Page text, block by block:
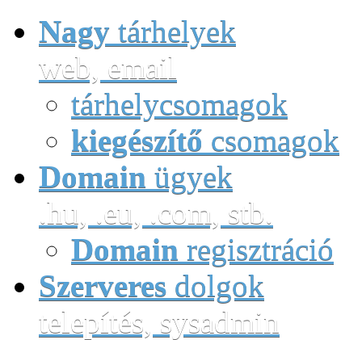
Nagy tárhelyek
web, email
tárhelycsomagok
kiegészítő csomagok
Domain ügyek
.hu, .eu, .com, stb.
Domain regisztráció
Szerveres dolgok
telepítés, sysadmin